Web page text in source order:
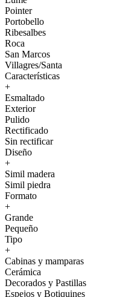
Pointer
Portobello
Ribesalbes
Roca
San Marcos
Villagres/Santa
Características
+
Esmaltado
Exterior
Pulido
Rectificado
Sin rectificar
Diseño
+
Simil madera
Simil piedra
Formato
+
Grande
Pequeño
Tipo
+
Cabinas y mamparas
Cerámica
Decorados y Pastillas
Espejos y Botiquines